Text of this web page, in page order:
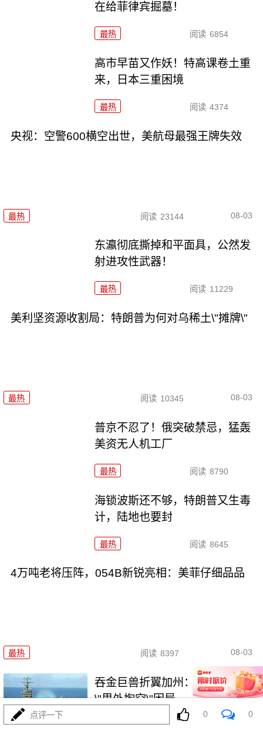
在给菲律宾掘墓！
最热 阅读 6854
高市早苗又作妖！特高课卷土重
来，日本三重困境
最热 阅读 4374
央视：空警600横空出世，美航母最强王牌失效
最热 阅读 23144 08-03
东瀛彻底撕掉和平面具，公然发
射进攻性武器！
最热 阅读 11229
美利坚资源收割局：特朗普为何对乌稀土\"摊牌\"
最热 阅读 10345 08-03
普京不忍了！俄突破禁忌，猛轰
美资无人机工厂
最热 阅读 8790
海锁波斯还不够，特朗普又生毒
计，陆地也要封
最热 阅读 8645
4万吨老将压阵，054B新锐亮相：美菲仔细品品
最热 阅读 8397 08-03
吞金巨兽折翼加州：美利坚军工
\"里外掏空\"困局
最热
点评一下 0 0